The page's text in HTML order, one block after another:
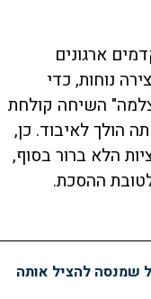
ארגונים
נוחות, כדי
השיחה קולחת
הולך לאיבוד. כן,
הלא ברור בסוף,
ההסכת.
שמנסה להציל אותה